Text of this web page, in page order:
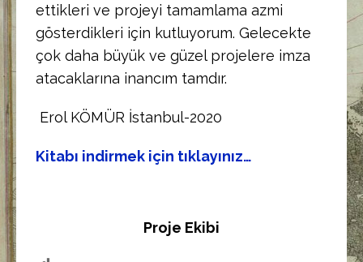
ettikleri ve projeyi tamamlama azmi
gösterdikleri için kutluyorum. Gelecekte
çok daha büyük ve güzel projelere imza
atacaklarına inancım tamdır.
Erol KÖMÜR İstanbul-2020
Kitabı indirmek için tıklayınız…
Proje Ekibi